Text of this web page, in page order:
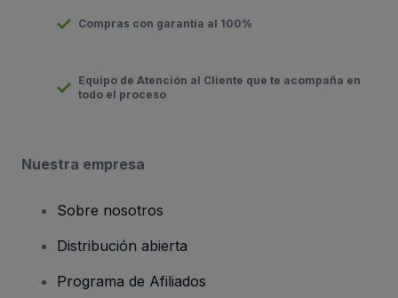
Compras con garantía al 100%
Equipo de Atención al Cliente que te acompaña en
todo el proceso
Nuestra empresa
Sobre nosotros
Distribución abierta
Programa de Afiliados